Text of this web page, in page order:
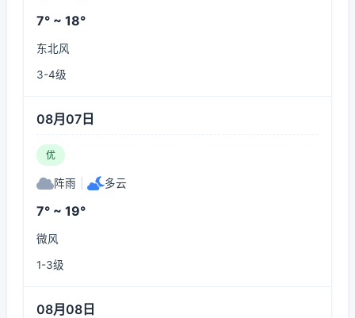
7° ~ 18°
东北风
3-4级
08月07日
优
阵雨 多云
7° ~ 19°
微风
1-3级
08月08日